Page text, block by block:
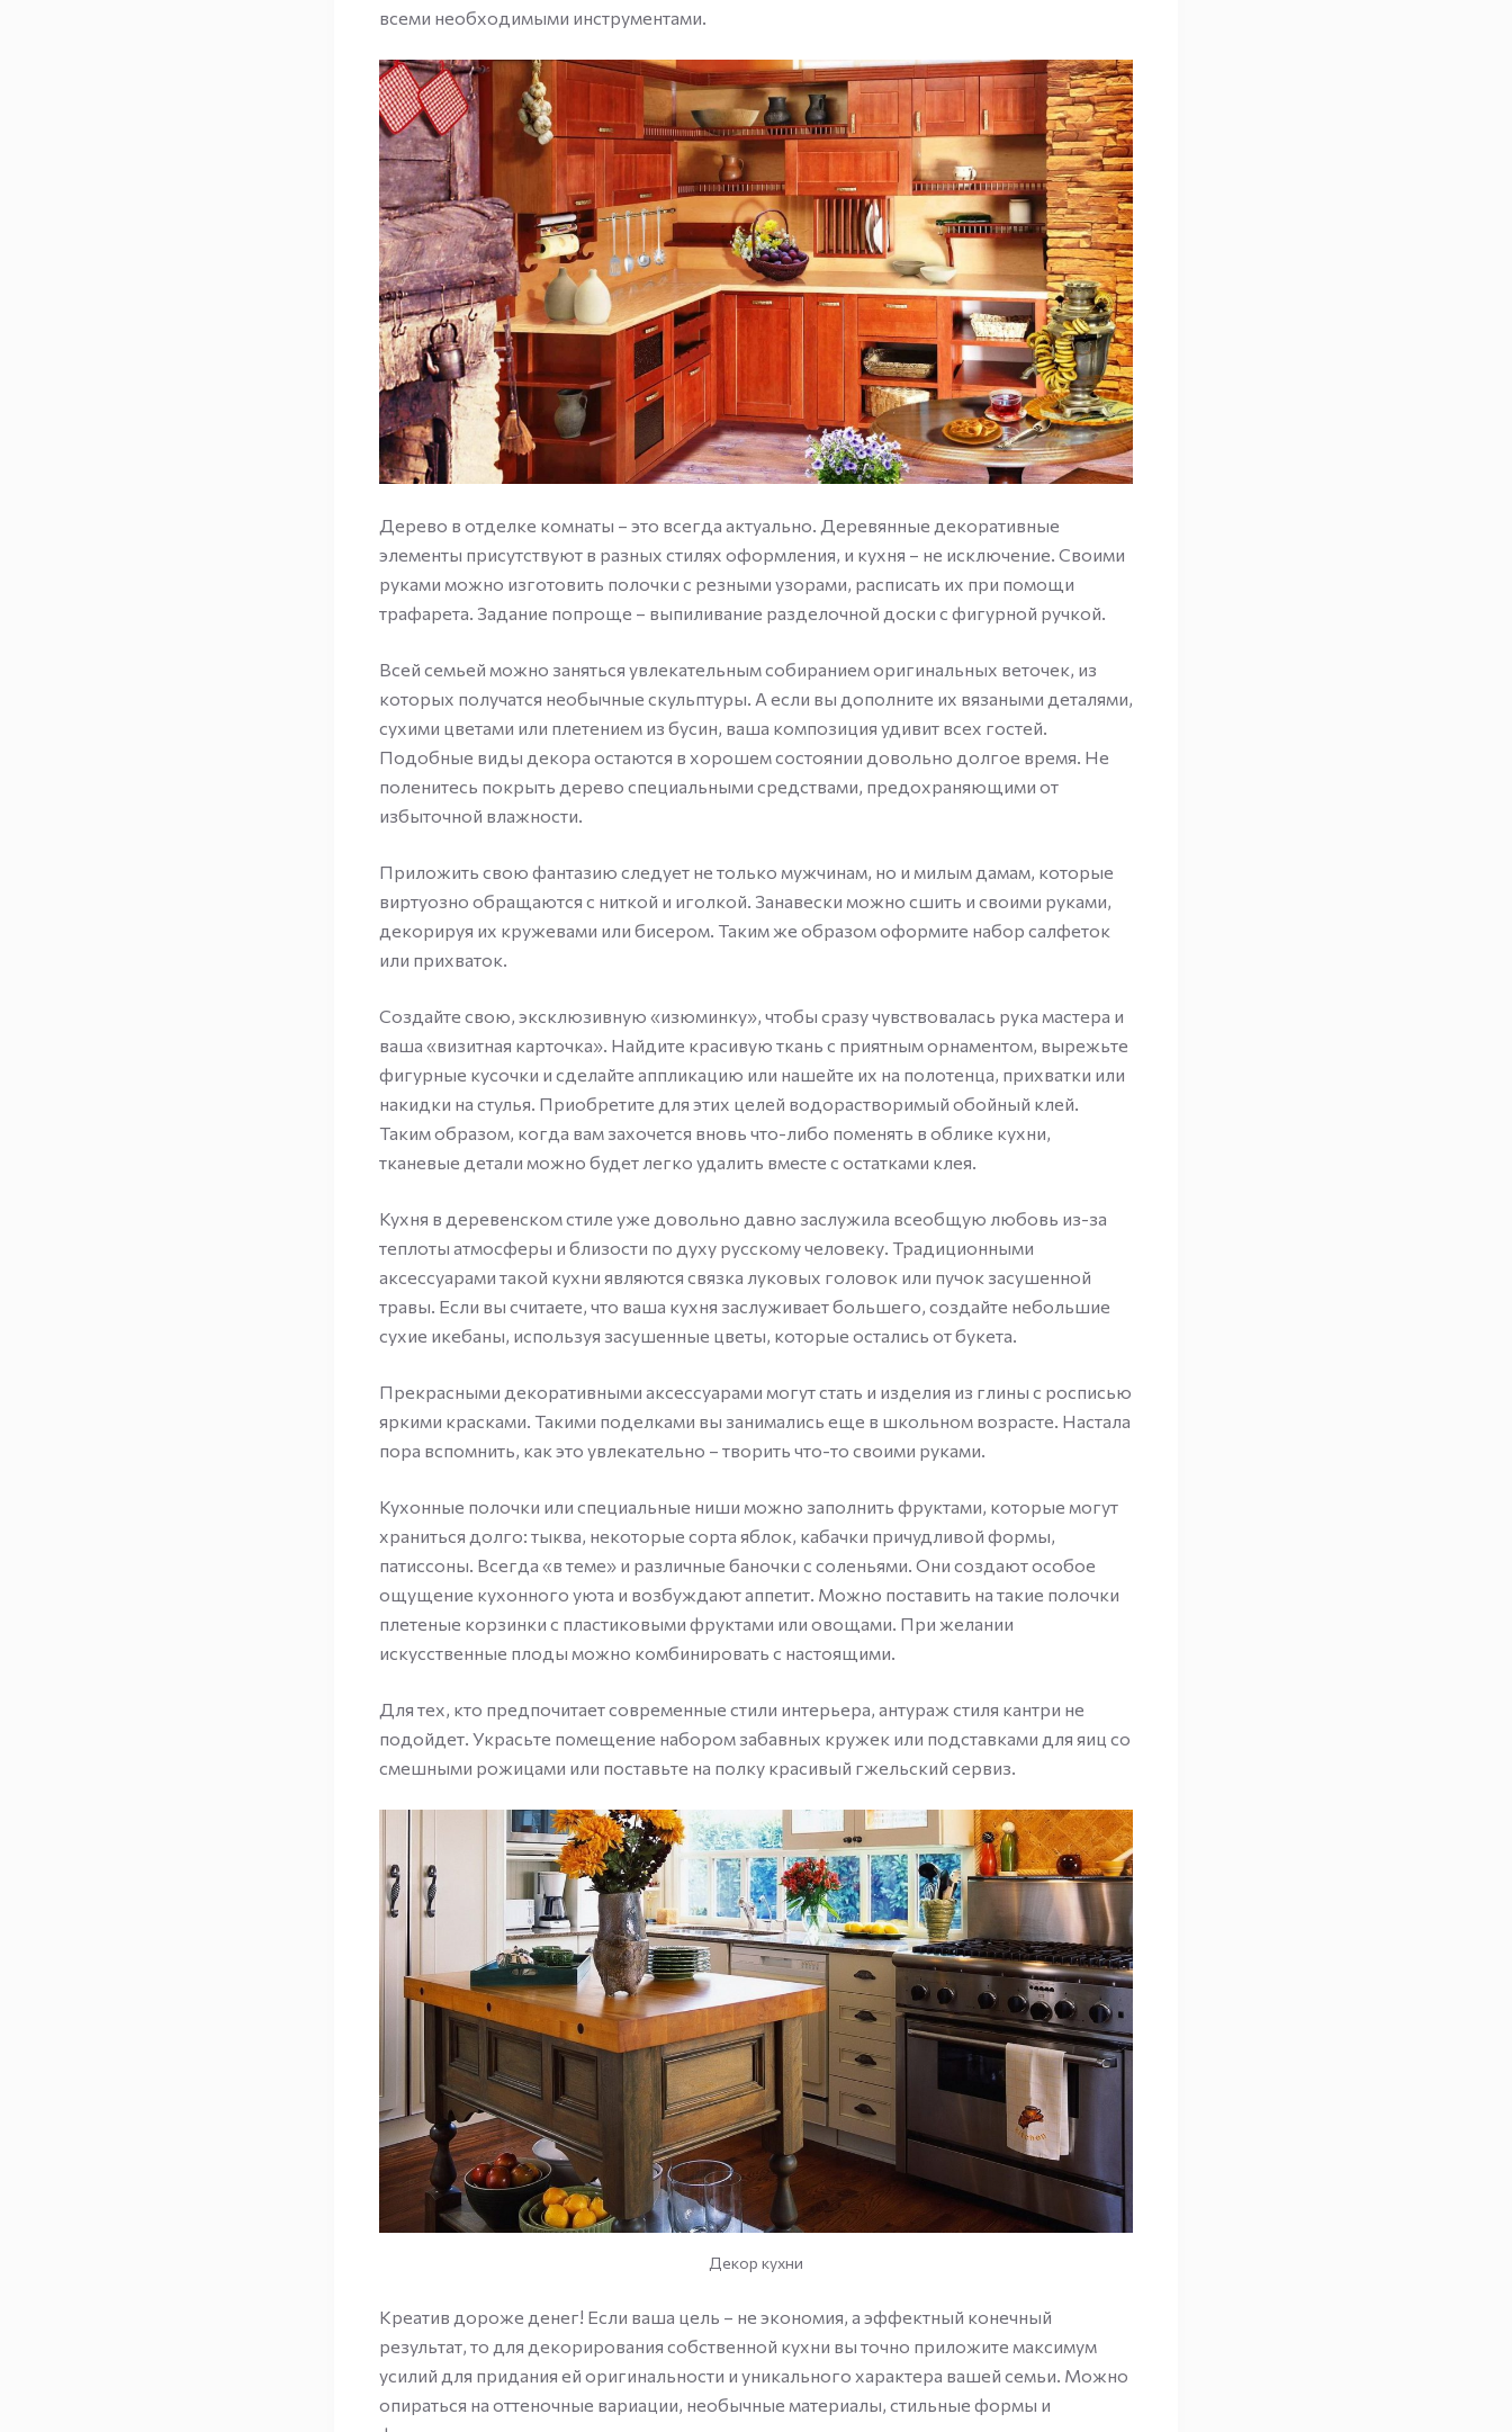
всеми необходимыми инструментами.
Дерево в отделке комнаты – это всегда актуально. Деревянные декоративные
элементы присутствуют в разных стилях оформления, и кухня – не исключение. Своими
руками можно изготовить полочки с резными узорами, расписать их при помощи
трафарета. Задание попроще – выпиливание разделочной доски с фигурной ручкой.
Всей семьей можно заняться увлекательным собиранием оригинальных веточек, из
которых получатся необычные скульптуры. А если вы дополните их вязаными деталями,
сухими цветами или плетением из бусин, ваша композиция удивит всех гостей.
Подобные виды декора остаются в хорошем состоянии довольно долгое время. Не
поленитесь покрыть дерево специальными средствами, предохраняющими от
избыточной влажности.
Приложить свою фантазию следует не только мужчинам, но и милым дамам, которые
виртуозно обращаются с ниткой и иголкой. Занавески можно сшить и своими руками,
декорируя их кружевами или бисером. Таким же образом оформите набор салфеток
или прихваток.
Создайте свою, эксклюзивную «изюминку», чтобы сразу чувствовалась рука мастера и
ваша «визитная карточка». Найдите красивую ткань с приятным орнаментом, вырежьте
фигурные кусочки и сделайте аппликацию или нашейте их на полотенца, прихватки или
накидки на стулья. Приобретите для этих целей водорастворимый обойный клей.
Таким образом, когда вам захочется вновь что-либо поменять в облике кухни,
тканевые детали можно будет легко удалить вместе с остатками клея.
Кухня в деревенском стиле уже довольно давно заслужила всеобщую любовь из-за
теплоты атмосферы и близости по духу русскому человеку. Традиционными
аксессуарами такой кухни являются связка луковых головок или пучок засушенной
травы. Если вы считаете, что ваша кухня заслуживает большего, создайте небольшие
сухие икебаны, используя засушенные цветы, которые остались от букета.
Прекрасными декоративными аксессуарами могут стать и изделия из глины с росписью
яркими красками. Такими поделками вы занимались еще в школьном возрасте. Настала
пора вспомнить, как это увлекательно – творить что-то своими руками.
Кухонные полочки или специальные ниши можно заполнить фруктами, которые могут
храниться долго: тыква, некоторые сорта яблок, кабачки причудливой формы,
патиссоны. Всегда «в теме» и различные баночки с соленьями. Они создают особое
ощущение кухонного уюта и возбуждают аппетит. Можно поставить на такие полочки
плетеные корзинки с пластиковыми фруктами или овощами. При желании
искусственные плоды можно комбинировать с настоящими.
Для тех, кто предпочитает современные стили интерьера, антураж стиля кантри не
подойдет. Украсьте помещение набором забавных кружек или подставками для яиц со
смешными рожицами или поставьте на полку красивый гжельский сервиз.
Декор кухни
Креатив дороже денег! Если ваша цель – не экономия, а эффектный конечный
результат, то для декорирования собственной кухни вы точно приложите максимум
усилий для придания ей оригинальности и уникального характера вашей семьи. Можно
опираться на оттеночные вариации, необычные материалы, стильные формы и